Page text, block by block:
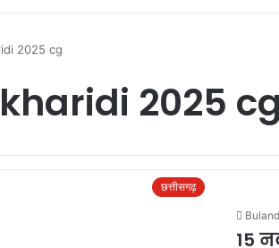
2025 cg
2025 cg
छत्तीसगढ़
15